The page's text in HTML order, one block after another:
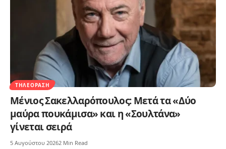
ΤΗΛΕΌΡΑΣΗ
Μένιος Σακελλαρόπουλος: Μετά τα «Δύο
μαύρα πουκάμισα» και η «Σουλτάνα»
γίνεται σειρά
5 Αυγούστου 20262 Min Read